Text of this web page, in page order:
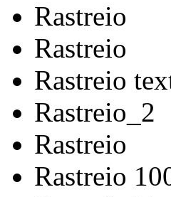
Rastreio
Rastreio
Rastreio
Rastreio_2
Rastreio
Rastreio